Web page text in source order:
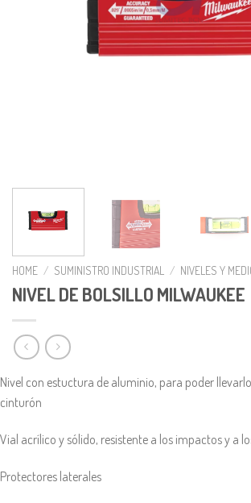
HOME / SUMINISTRO INDUSTRIAL / NIVELES Y
NIVEL DE BOLSILLO MILWAUKEE
Nivel con estuctura de aluminio, para poder
cinturón
Vial acrílico y sólido, resistente a los impactos y a
Protectores laterales